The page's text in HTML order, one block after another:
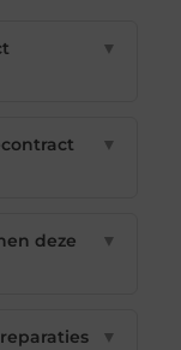
▼
▼
deze
▼
▼